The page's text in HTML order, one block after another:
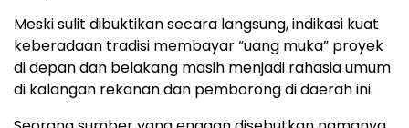
Meski sulit dibuktikan secara langsung, indikasi kuat
keberadaan tradisi membayar “uang muka” proyek
di depan dan belakang masih menjadi rahasia umum
di kalangan rekanan dan pemborong di daerah ini.